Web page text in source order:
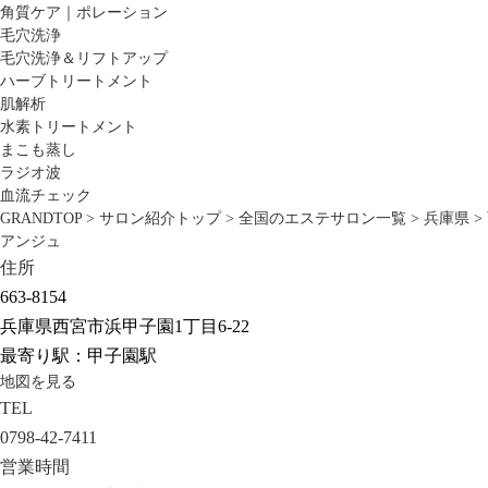
角質ケア｜ポレーション
毛穴洗浄
毛穴洗浄＆リフトアップ
ハーブトリートメント
肌解析
水素トリートメント
まこも蒸し
ラジオ波
血流チェック
GRANDTOP > サロン紹介トップ > 全国のエステサロン一覧 > 兵庫県 >
アンジュ
住所
663-8154
兵庫県西宮市浜甲子園1丁目6-22
最寄り駅：甲子園駅
地図を見る
TEL
0798-42-7411
営業時間